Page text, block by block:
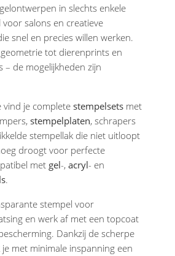
in slechts enkele
salons en creatieve
snel en precies willen werken.
tot dierenprints en
– de mogelijkheden zijn
vind je completestempelsets met
stempelplaten, schrapers
stempellak die niet uitloopt
droogt voor perfecte
met gel-, acryl- en
.
stempel voor
en werk af met een topcoat
Dankzij de scherpe
met minimale inspanning een